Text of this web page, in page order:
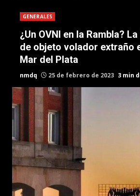
GENERALES
¿Un OVNI en la Rambla?
de objeto volador extraño
Mar del Plata
nmdq 25 de febrero de 2023 3 min